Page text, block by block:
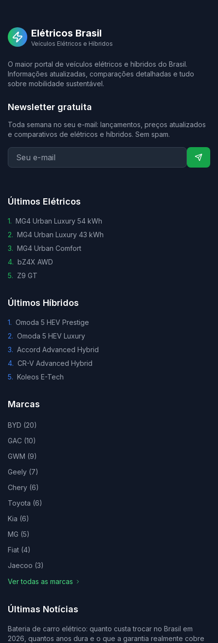
Elétricos Brasil
Veículos Elétricos e Híbridos
O maior portal de veículos elétricos e híbridos do Brasil.
Informações atualizadas, comparações detalhadas e tudo
sobre mobilidade sustentável.
Newsletter gratuita
Toda semana no seu e-mail: lançamentos, preços atualizados
e comparativos de elétricos e híbridos. Sem spam.
Últimos Elétricos
1. MG4 Urban Luxury 54 kWh
2. MG4 Urban Luxury 43 kWh
3. MG4 Urban Comfort
4. bZ4X AWD
5. Z9 GT
Últimos Híbridos
1. Omoda 5 HEV Prestige
2. Omoda 5 HEV Luxury
3. Accord Advanced Hybrid
4. CR-V Advanced Hybrid
5. Koleos E-Tech
Marcas
BYD (20)
GAC (10)
GWM (9)
Geely (7)
Chery (6)
Toyota (6)
Kia (6)
MG (5)
Fiat (4)
Jaecoo (3)
Ver todas as marcas
Últimas Notícias
Bateria de carro elétrico: quanto custa trocar no Brasil em
2026, quantos anos dura e o que a garantia realmente cobre